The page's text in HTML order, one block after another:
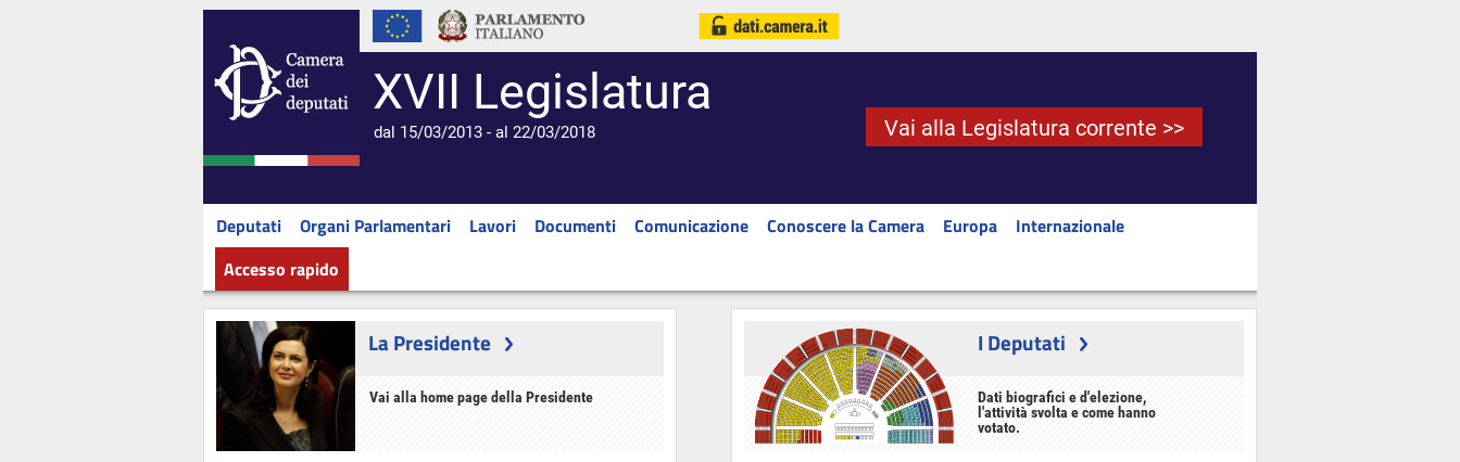
XVII Legislatura
dal 15/03/2013 - al 22/03/2018 Vai alla Legislatura corrente >>
Deputati Organi Parlamentari Lavori Documenti Comunicazione Conoscere la Camera Europa
Internazionale
Accesso rapido
La Presidente
Vai alla home page della Presidente
I Deputati
Dati biografici e d'elezione,
l'attività svolta e come hanno
votato.